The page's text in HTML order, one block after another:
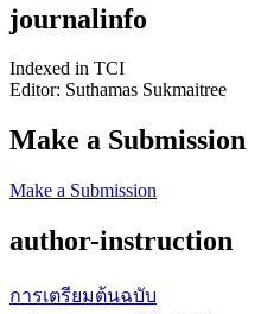
journalinfo
Indexed in TCI
Editor: Suthamas Sukmaitree
Make a Submission
Make a Submission
author-instruction
การเตรียมต้นฉบับ